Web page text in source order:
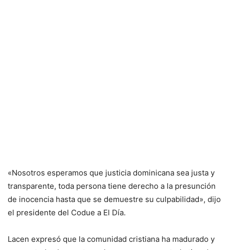
«Nosotros esperamos que justicia dominicana sea justa y
transparente, toda persona tiene derecho a la presunción
de inocencia hasta que se demuestre su culpabilidad», dijo
el presidente del Codue a El Día.
Lacen expresó que la comunidad cristiana ha madurado y